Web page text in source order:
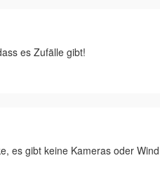
es Zufälle gibt!
es gibt keine Kameras oder Wind